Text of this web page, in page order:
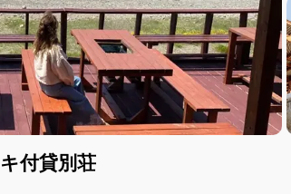
付貸別荘